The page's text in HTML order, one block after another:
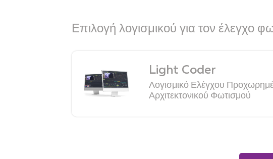
Επιλογή λογισμικού για τον έλεγχο
Light Coder
Λογισμικό Ελέγχου
Αρχιτεκτονικού Φωτισμού